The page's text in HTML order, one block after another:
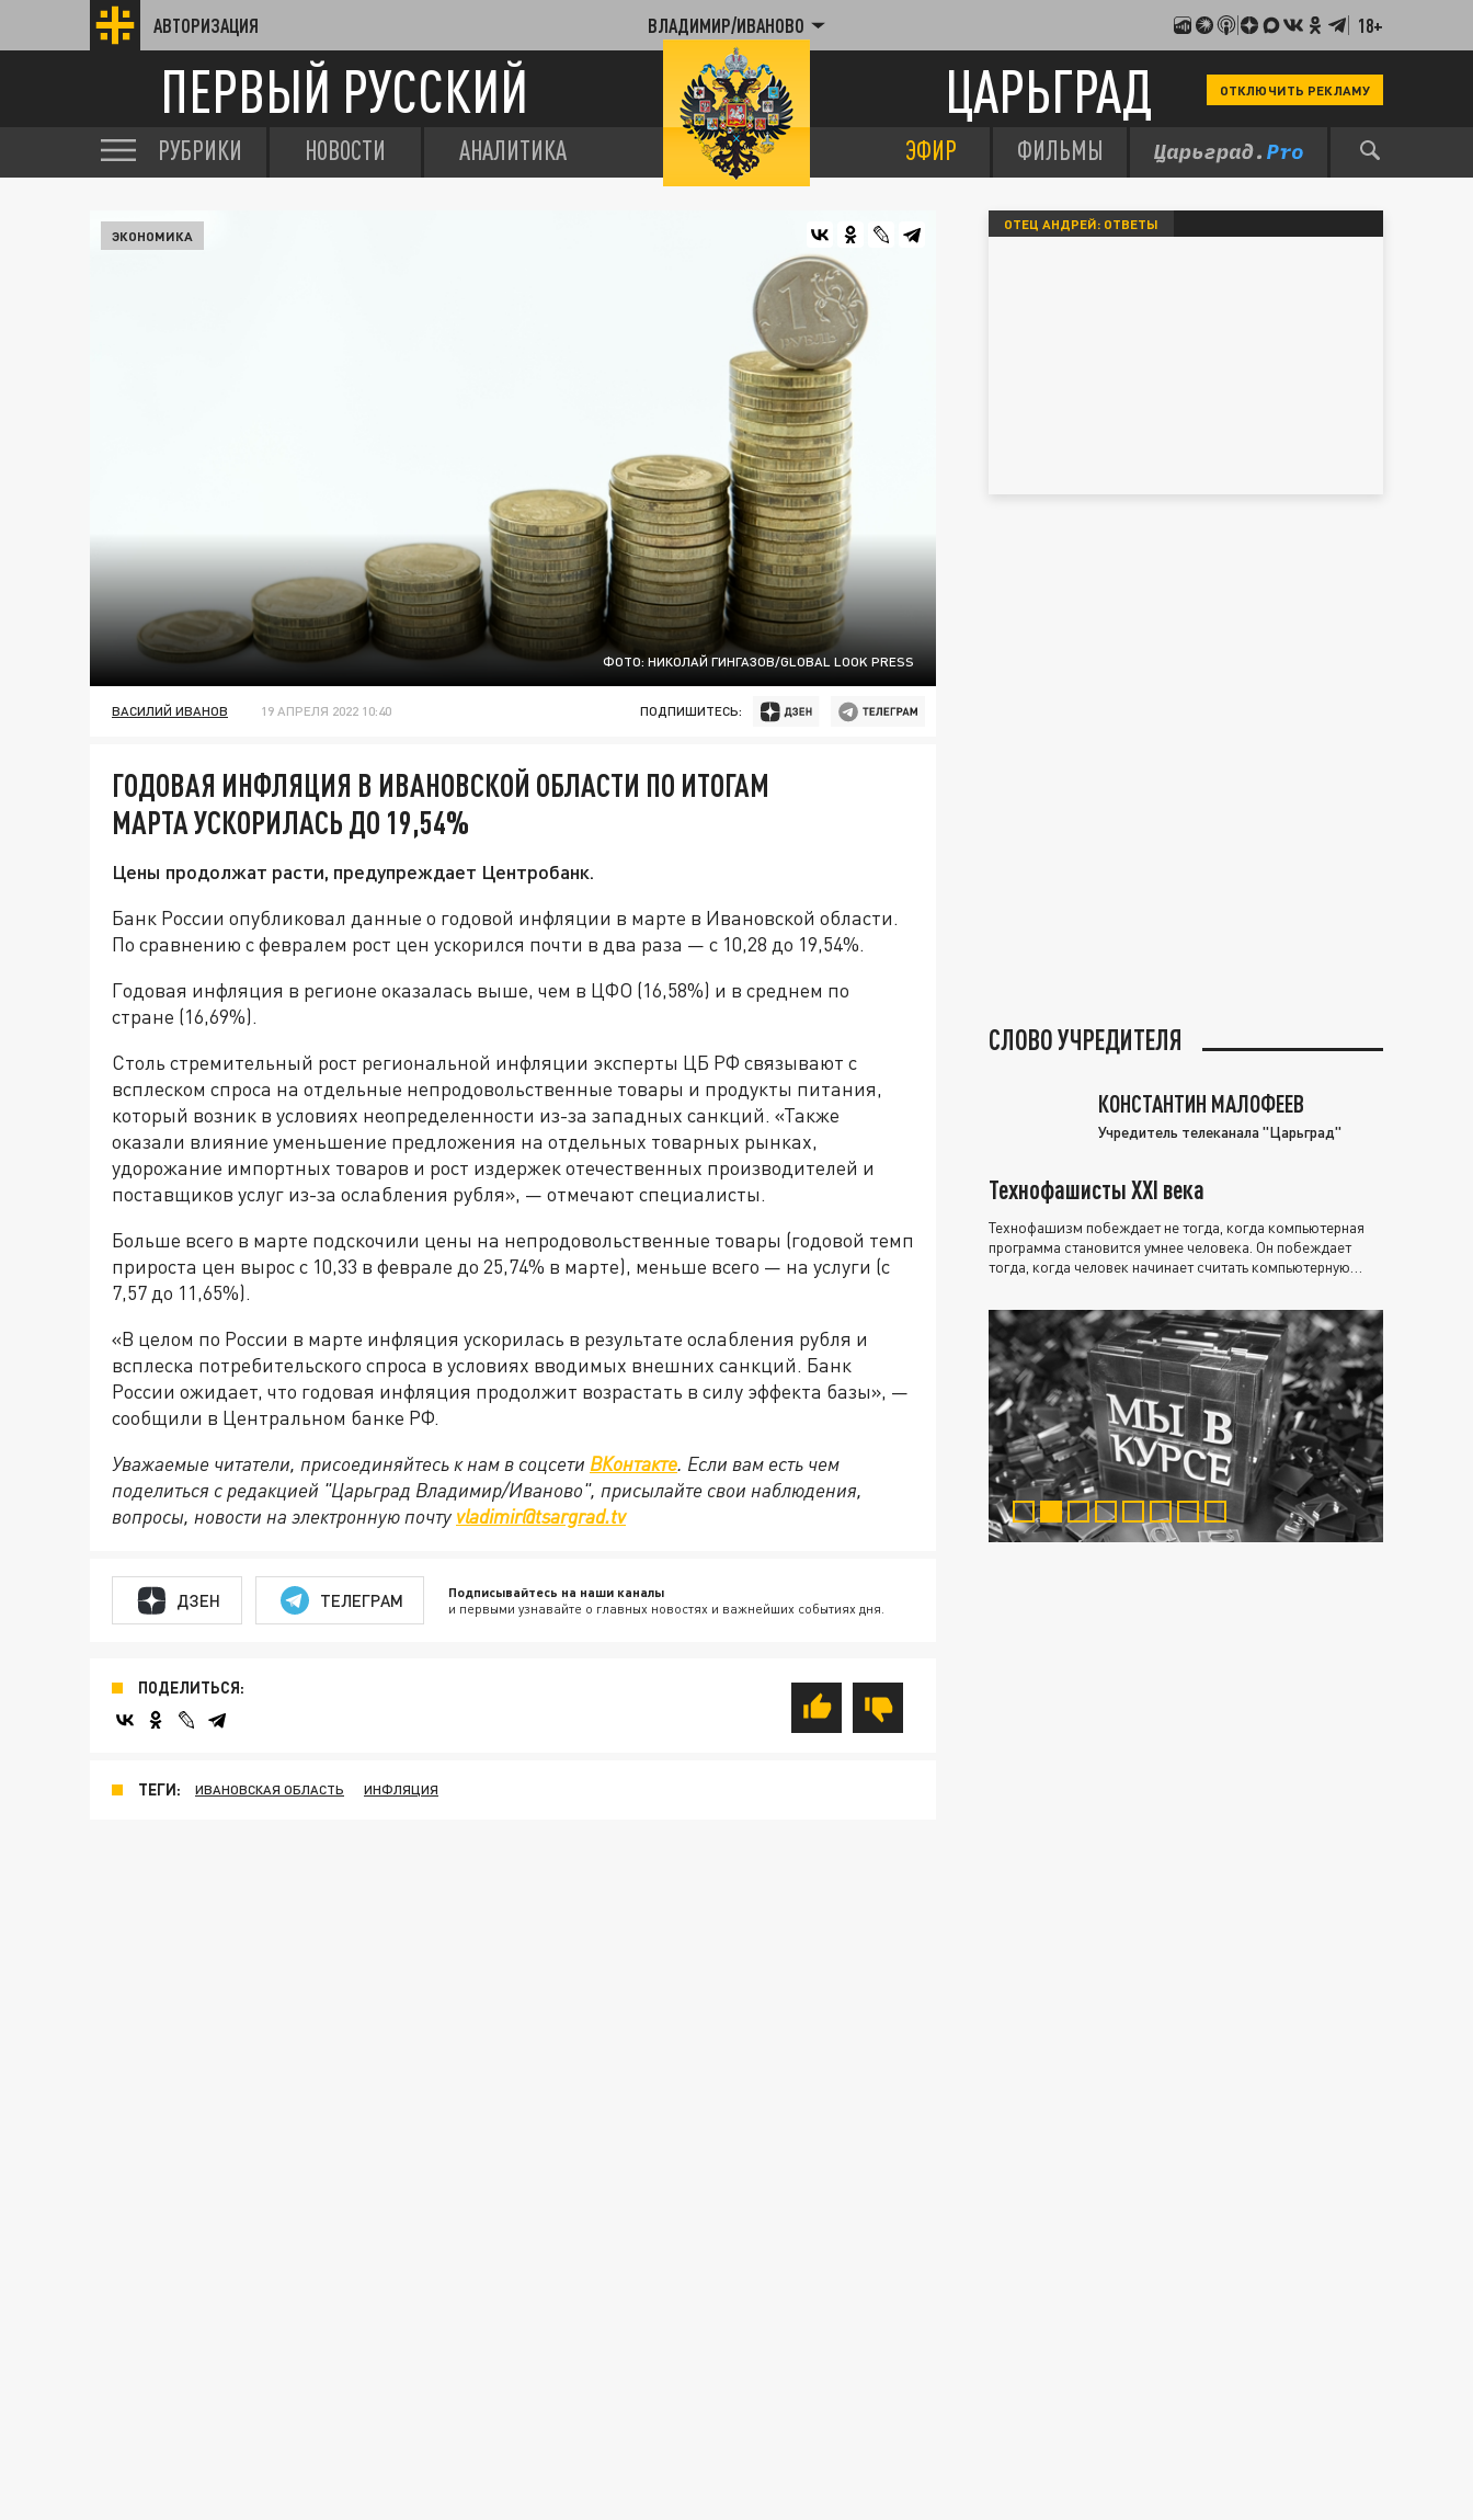
АВТОРИЗАЦИЯ ВЛАДИМИР/ИВАНОВО 18+
ПЕРВЫЙ РУССКИЙ ЦАРЬГРАД ОТКЛЮЧИТЬ РЕКЛАМУ
РУБРИКИ НОВОСТИ АНАЛИТИКА ЭФИР ФИЛЬМЫ
ФОТО: НИКОЛАЙ ГИНГАЗОВ/GLOBAL LOOK PRESS
ЭКОНОМИКА
ВАСИЛИЙ ИВАНОВ 19 АПРЕЛЯ 2022 10:40 ПОДПИШИТЕСЬ:
ГОДОВАЯ ИНФЛЯЦИЯ В ИВАНОВСКОЙ ОБЛАСТИ ПО ИТОГАМ
МАРТА УСКОРИЛАСЬ ДО 19,54%
Цены продолжат расти, предупреждает Центробанк.
Банк России опубликовал данные о годовой инфляции в марте в Ивановской области.
По сравнению с февралем рост цен ускорился почти в два раза — с 10,28 до 19,54%.
Годовая инфляция в регионе оказалась выше, чем в ЦФО (16,58%) и в среднем по
стране (16,69%).
Столь стремительный рост региональной инфляции эксперты ЦБ РФ связывают с
всплеском спроса на отдельные непродовольственные товары и продукты питания,
который возник в условиях неопределенности из-за западных санкций. «Также
оказали влияние уменьшение предложения на отдельных товарных рынках,
удорожание импортных товаров и рост издержек отечественных производителей и
поставщиков услуг из-за ослабления рубля», — отмечают специалисты.
Больше всего в марте подскочили цены на непродовольственные товары (годовой темп
прироста цен вырос с 10,33 в феврале до 25,74% в марте), меньше всего — на услуги (с
7,57 до 11,65%).
«В целом по России в марте инфляция ускорилась в результате ослабления рубля и
всплеска потребительского спроса в условиях вводимых внешних санкций. Банк
России ожидает, что годовая инфляция продолжит возрастать в силу эффекта базы», —
сообщили в Центральном банке РФ.
Уважаемые читатели, присоединяйтесь к нам в соцсети ВКонтакте. Если вам есть чем
поделиться с редакцией "Царьград Владимир/Иваново", присылайте свои наблюдения,
вопросы, новости на электронную почту vladimir@tsargrad.tv
ДЗЕН ТЕЛЕГРАМ Подписывайтесь на наши каналы
и первыми узнавайте о главных новостях и важнейших событиях дня.
ПОДЕЛИТЬСЯ:
ТЕГИ: ИВАНОВСКАЯ ОБЛАСТЬ ИНФЛЯЦИЯ
ОТЕЦ АНДРЕЙ: ОТВЕТЫ
СЛОВО УЧРЕДИТЕЛЯ
КОНСТАНТИН МАЛОФЕЕВ
Учредитель телеканала "Царьград"
Технофашисты XXI века
Технофашизм побеждает не тогда, когда компьютерная
программа становится умнее человека. Он побеждает
тогда, когда человек начинает считать компьютерную